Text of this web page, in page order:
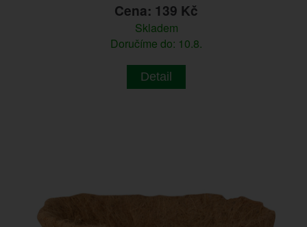
Cena: 139 Kč
Skladem
Doručíme do: 10.8.
Detail